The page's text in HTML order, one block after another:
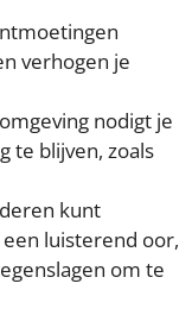
verhogen je
nodigt je
te blijven, zoals
kunt
luisterend oor,
om te